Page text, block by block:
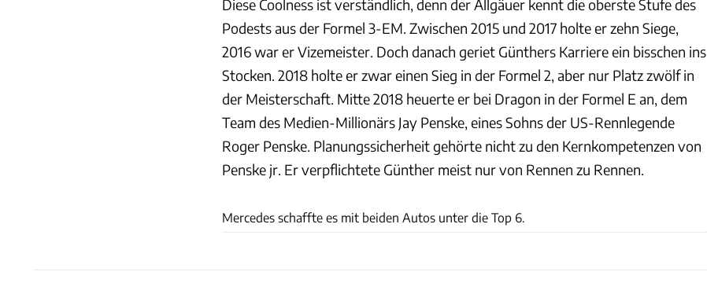
Diese Coolness ist verständlich, denn der Allgäuer kennt die oberste Stufe des
Podests aus der Formel 3-EM. Zwischen 2015 und 2017 holte er zehn Siege,
2016 war er Vizemeister. Doch danach geriet Günthers Karriere ein bisschen ins
Stocken. 2018 holte er zwar einen Sieg in der Formel 2, aber nur Platz zwölf in
der Meisterschaft. Mitte 2018 heuerte er bei Dragon in der Formel E an, dem
Team des Medien-Millionärs Jay Penske, eines Sohns der US-Rennlegende
Roger Penske. Planungssicherheit gehörte nicht zu den Kernkompetenzen von
Penske jr. Er verpflichtete Günther meist nur von Rennen zu Rennen.
Mercedes schaffte es mit beiden Autos unter die Top 6.